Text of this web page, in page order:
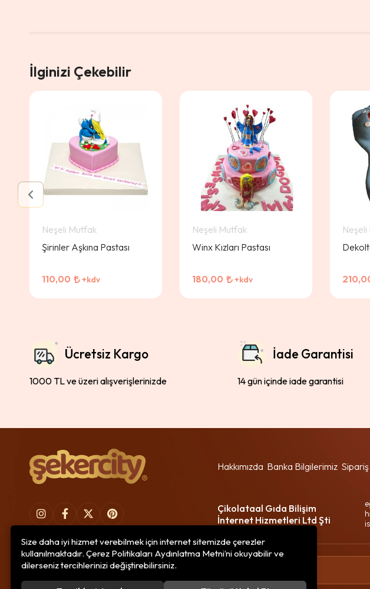
İlginizi Çekebilir
Neşeli Mutfak
Şirinler Aşkına Pastası
110,00 +kdv
Neşeli Mutfak
Winx Kızları Pastası
180,00 +kdv
Ücretsiz Kargo
1000 TL ve üzeri alışverişlerinizde
İade Garantisi
14 gün içinde iade garantisi
Hakkımızda Banka Bilgilerimiz
Çikolataal Gıda Bilişim
İnternet Hizmetleri Ltd Şti
Size daha iyi hizmet verebilmek için internet sitemizde çerezler
kullanılmaktadır. Çerez Politikaları Aydınlatma Metni’ni okuyabilir ve
dilerseniz tercihlerinizi değiştirebilirsiniz.